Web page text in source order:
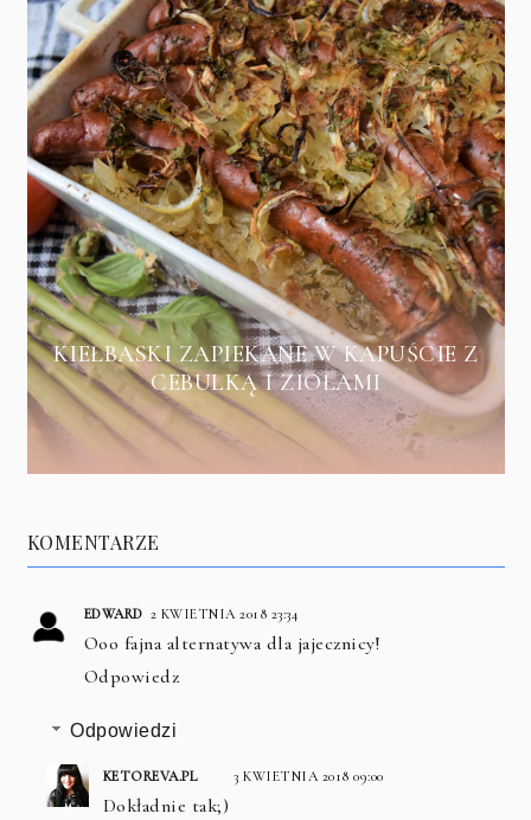
KIEŁBASKI ZAPIEKANE W KAPUŚCIE Z
CEBULKĄ I ZIOŁAMI
KOMENTARZE
EDWARD 2 KWIETNIA 2018 23:34
Ooo fajna alternatywa dla jajecznicy!
Odpowiedz
Odpowiedzi
KETOREVA.PL 3 KWIETNIA 2018 09:00
Dokładnie tak;)